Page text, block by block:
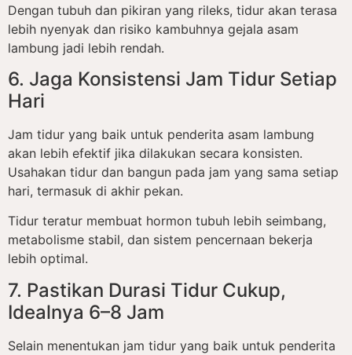
Dengan tubuh dan pikiran yang rileks, tidur akan terasa
lebih nyenyak dan risiko kambuhnya gejala asam
lambung jadi lebih rendah.
6. Jaga Konsistensi Jam Tidur Setiap
Hari
Jam tidur yang baik untuk penderita asam lambung
akan lebih efektif jika dilakukan secara konsisten.
Usahakan tidur dan bangun pada jam yang sama setiap
hari, termasuk di akhir pekan.
Tidur teratur membuat hormon tubuh lebih seimbang,
metabolisme stabil, dan sistem pencernaan bekerja
lebih optimal.
7. Pastikan Durasi Tidur Cukup,
Idealnya 6–8 Jam
Selain menentukan jam tidur yang baik untuk penderita